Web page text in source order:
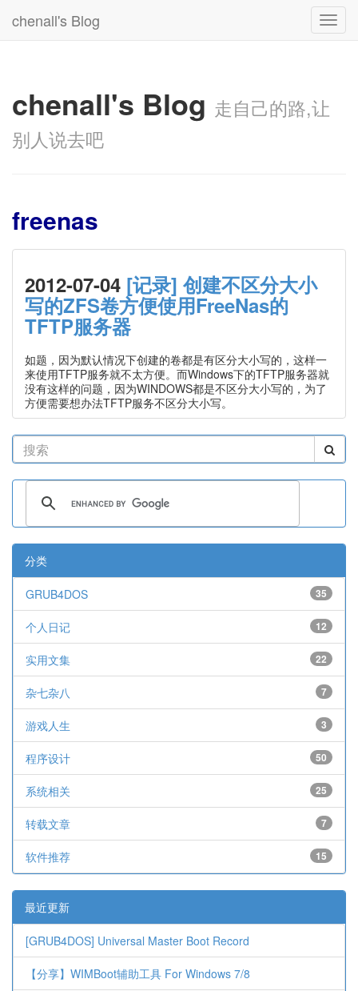
chenall's Blog
chenall's Blog 走自己的路,让
别人说去吧
freenas
2012-07-04 [记录] 创建不区分大小
写的ZFS卷方便使用FreeNas的
TFTP服务器
如题，因为默认情况下创建的卷都是有区分大小写的，这样一
来使用TFTP服务就不太方便。而Windows下的TFTP服务器就
没有这样的问题，因为WINDOWS都是不区分大小写的，为了
方便需要想办法TFTP服务不区分大小写。
分类
35
GRUB4DOS
12
个人日记
22
实用文集
7
杂七杂八
3
游戏人生
50
程序设计
25
系统相关
7
转载文章
15
软件推荐
最近更新
[GRUB4DOS] Universal Master Boot Record
【分享】WIMBoot辅助工具 For Windows 7/8